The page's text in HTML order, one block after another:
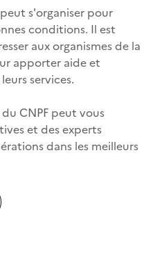
s'organiser pour
conditions. Il est
aux organismes de la
apporter aide et
services.
CNPF peut vous
et des experts
dans les meilleurs